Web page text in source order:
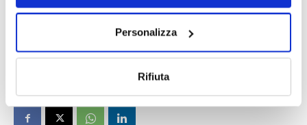
Personalizza
Rifiuta
news